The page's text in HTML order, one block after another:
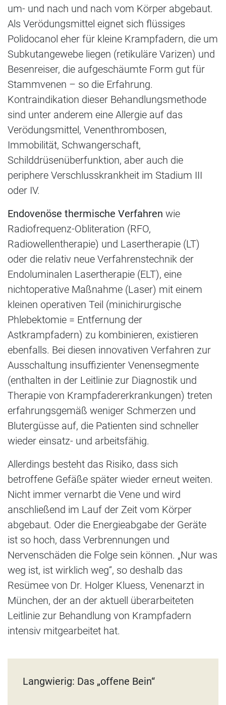
um- und nach und nach vom Körper abgebaut.
Als Verödungsmittel eignet sich flüssiges
Polidocanol eher für kleine Krampfadern, die um
Subkutangewebe liegen (retikuläre Varizen) und
Besenreiser, die aufgeschäumte Form gut für
Stammvenen – so die Erfahrung.
Kontraindikation dieser Behandlungsmethode
sind unter anderem eine Allergie auf das
Verödungsmittel, Venenthrombosen,
Immobilität, Schwangerschaft,
Schilddrüsenüberfunktion, aber auch die
periphere Verschlusskrankheit im Stadium III
oder IV.
Endovenöse thermische Verfahren wie
Radiofrequenz-Obliteration (RFO,
Radiowellentherapie) und Lasertherapie (LT)
oder die relativ neue Verfahrenstechnik der
Endoluminalen Lasertherapie (ELT), eine
nichtoperative Maßnahme (Laser) mit einem
kleinen operativen Teil (minichirurgische
Phlebektomie = Entfernung der
Astkrampfadern) zu kombinieren, existieren
ebenfalls. Bei diesen innovativen Verfahren zur
Ausschaltung insuffizienter Venensegmente
(enthalten in der Leitlinie zur Diagnostik und
Therapie von Krampfadererkrankungen) treten
erfahrungsgemäß weniger Schmerzen und
Blutergüsse auf, die Patienten sind schneller
wieder einsatz- und arbeitsfähig.
Allerdings besteht das Risiko, dass sich
betroffene Gefäße später wieder erneut weiten.
Nicht immer vernarbt die Vene und wird
anschließend im Lauf der Zeit vom Körper
abgebaut. Oder die Energieabgabe der Geräte
ist so hoch, dass Verbrennungen und
Nervenschäden die Folge sein können. „Nur was
weg ist, ist wirklich weg“, so deshalb das
Resümee von Dr. Holger Kluess, Venenarzt in
München, der an der aktuell überarbeiteten
Leitlinie zur Behandlung von Krampfadern
intensiv mitgearbeitet hat.
Langwierig: Das „offene Bein“